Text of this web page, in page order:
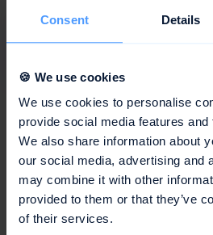
Consent Details
🍪 We use cookies
We use cookies to personalise
provide social media features
We also share information about
our social media, advertising and
may combine it with other
provided to them or that they’ve
of their services.
Entdecke
Natürlich sind Teammeetings nur
großen Teammanagement-Welt.
unseremTeamplanung Hub
Templates, hilfreiche Blogartikel